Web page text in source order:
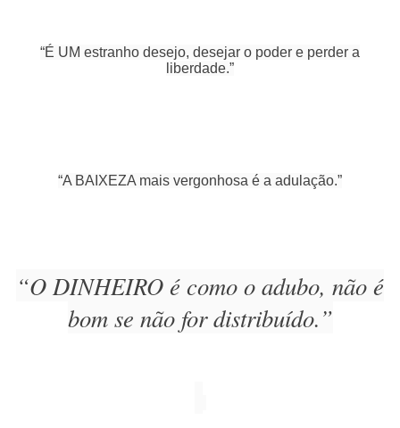
“É UM estranho desejo, desejar o poder e perder a
liberdade.”
“A BAIXEZA mais vergonhosa é a adulação.”
“O DINHEIRO é como o adubo, não é
bom se não for distribuído.”